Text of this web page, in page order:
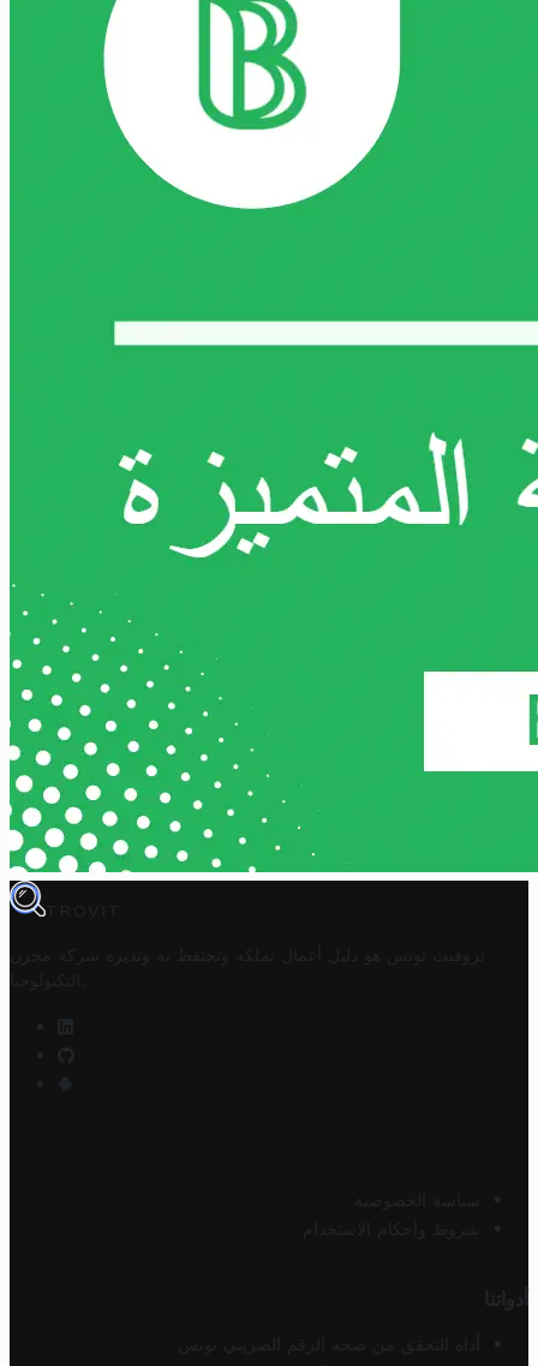
TROVIT
تروفيت تونس هو دليل أعمال تملكه وتحتفظ به وتديره
شركة مخزن
التكنولوجيا
سياسة الخصوصية
شروط وأحكام الاستخدام
أدواتنا
أداة التحقق من صحة الرقم الضريبي تونس